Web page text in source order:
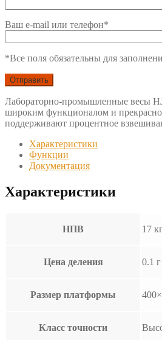
Ваш e-mail или телефон*
*Все поля обязательны для
Лабораторно-промышленные весы
широким функционалом и
поддерживают процентное
Характеристики
Функции
Документация
Характеристики
НПВ 17 кг
Цена деления 0.1 г
Размер платформы
Класс точности